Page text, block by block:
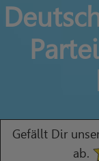
Gefällt Dir
ab.